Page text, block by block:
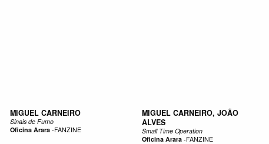
MIGUEL CARNEIRO
Sinais de Fumo
Oficina Arara-FANZINE
MIGUEL CARNEIRO, JOÃO
ALVES
Small Time Operation
Oficina Arara-FANZINE